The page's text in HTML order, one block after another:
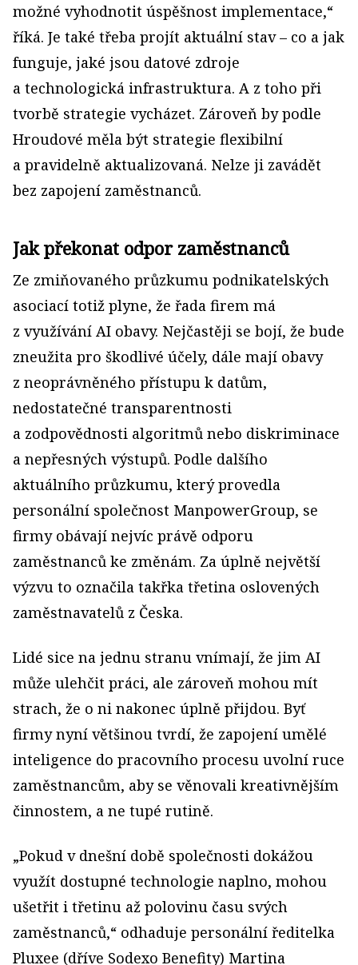
možné vyhodnotit úspěšnost implementace,“
říká. Je také třeba projít aktuální stav – co a jak
funguje, jaké jsou datové zdroje
a technologická infrastruktura. A z toho při
tvorbě strategie vycházet. Zároveň by podle
Hroudové měla být strategie flexibilní
a pravidelně aktualizovaná. Nelze ji zavádět
bez zapojení zaměstnanců.
Jak překonat odpor zaměstnanců
Ze zmiňovaného průzkumu podnikatelských
asociací totiž plyne, že řada firem má
z využívání AI obavy. Nejčastěji se bojí, že bude
zneužita pro škodlivé účely, dále mají obavy
z neoprávněného přístupu k datům,
nedostatečné transparentnosti
a zodpovědnosti algoritmů nebo diskriminace
a nepřesných výstupů. Podle dalšího
aktuálního průzkumu, který provedla
personální společnost ManpowerGroup, se
firmy obávají nejvíc právě odporu
zaměstnanců ke změnám. Za úplně největší
výzvu to označila takřka třetina oslovených
zaměstnavatelů z Česka.
Lidé sice na jednu stranu vnímají, že jim AI
může ulehčit práci, ale zároveň mohou mít
strach, že o ni nakonec úplně přijdou. Byť
firmy nyní většinou tvrdí, že zapojení umělé
inteligence do pracovního procesu uvolní ruce
zaměstnancům, aby se věnovali kreativnějším
činnostem, a ne tupé rutině.
„Pokud v dnešní době společnosti dokážou
využít dostupné technologie naplno, mohou
ušetřit i třetinu až polovinu času svých
zaměstnanců,“ odhaduje personální ředitelka
Pluxee (dříve Sodexo Benefity) Martina